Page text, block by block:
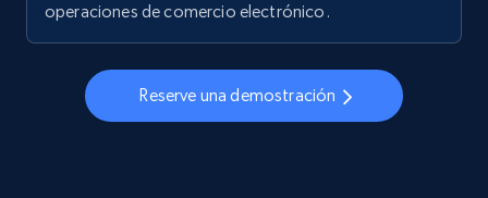
Walmart - products - Discover products by
using sku numbers
URL, Final price, Sku, Currency, Gtin,
operaciones de comercio electrónico.
Reserve una demostración